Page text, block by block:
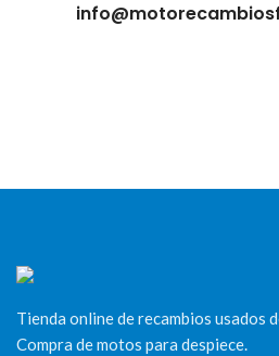
Tienda online de recambios usados
Compra de motos para despiece.